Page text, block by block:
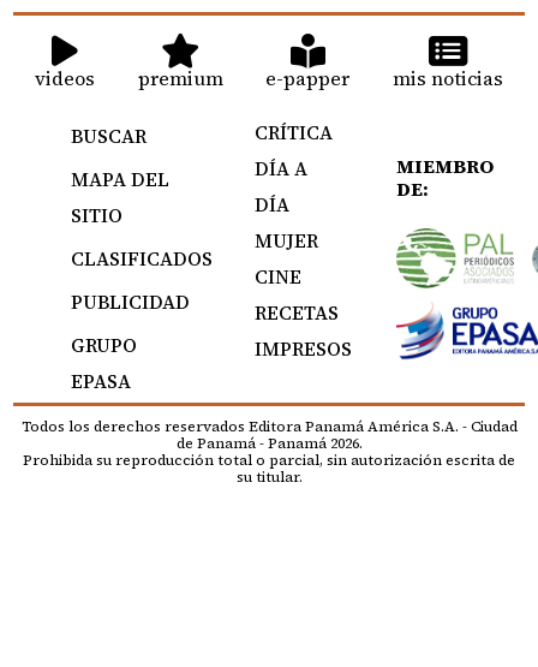
videos premium e-papper mis noticias
BUSCAR
MAPA DEL
SITIO
CLASIFICADOS
PUBLICIDAD
GRUPO
EPASA
CRÍTICA
DÍA A
DÍA
MUJER
CINE
RECETAS
IMPRESOS
MIEMBRO
DE:
Todos los derechos reservados Editora Panamá América S.A. - Ciudad
de Panamá - Panamá 2026.
Prohibida su reproducción total o parcial, sin autorización escrita de
su titular.